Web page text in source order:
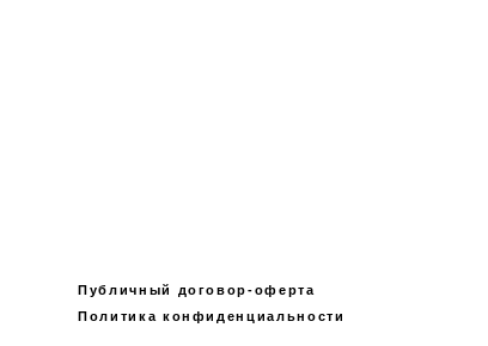
Публичный договор-оферта
Политика конфиденциальности